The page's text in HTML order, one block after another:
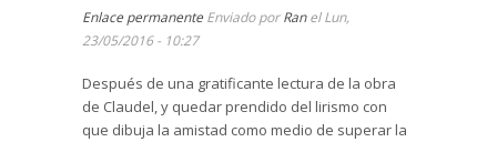
loco es siempre un incomprendido, se siente un
incomprendido, y eso le hace sufrir, pero no
desistir de lo que le da la auténtica vida, la
esperanza de su nieta.
Leer artículo 1 >>
artículo 2 >>
Enlace permanente Enviado porRanel Lun,
23/05/2016 - 10:27
Después de una gratificante lectura de la obra
de Claudel, y quedar prendido del lirismo con
que dibuja la amistad como medio de superar la